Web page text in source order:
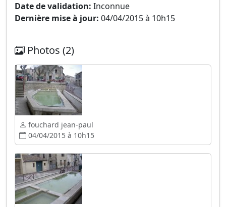
Date de validation: Inconnue
Dernière mise à jour: 04/04/2015 à 10h15
Photos (2)
fouchard jean-paul
04/04/2015 à 10h15